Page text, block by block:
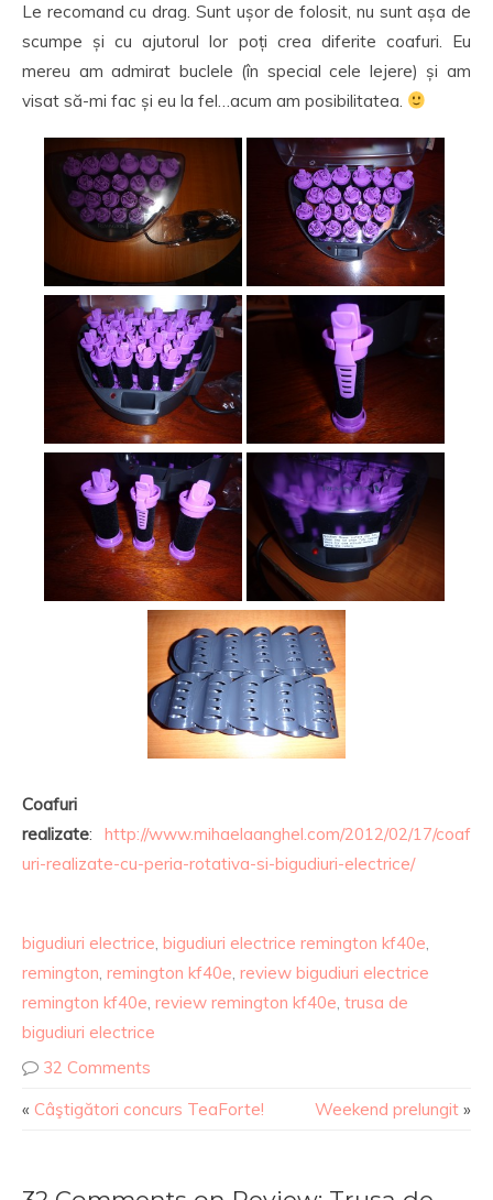
Le recomand cu drag. Sunt ușor de folosit, nu sunt așa de
scumpe și cu ajutorul lor poți crea diferite coafuri. Eu
mereu am admirat buclele (în special cele lejere) și am
visat să-mi fac și eu la fel…acum am posibilitatea.
Coafuri
realizate: http://www.mihaelaanghel.com/2012/02/17/coaf
uri-realizate-cu-peria-rotativa-si-bigudiuri-electrice/
bigudiuri electrice, bigudiuri electrice remington kf40e,
remington, remington kf40e, review bigudiuri electrice
remington kf40e, review remington kf40e, trusa de
bigudiuri electrice
32 Comments
« Câştigători concurs TeaForte! Weekend prelungit »